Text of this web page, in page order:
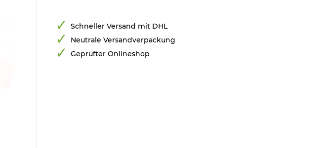
Schneller Versand mit DHL
Neutrale Versandverpackung
Geprüfter Onlineshop